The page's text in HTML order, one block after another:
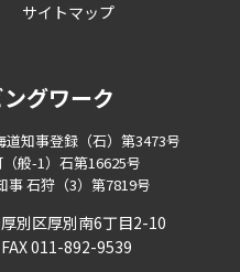
サイトマップ
グワーク
知事登録（石）第3473号
般-1）石第16625号
事 石狩（3）第7819号
別区厚別南6丁目2-10
011-892-9539